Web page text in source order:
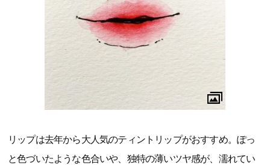
リップは去年から大人気のティントリップがおすすめ。ぽっ
と色づいたような色合いや、独特の薄いツヤ感が、濡れてい